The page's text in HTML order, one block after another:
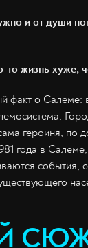
и от души
то жизнь хуже,
факт о Салеме:
героиня, по
года в
события,